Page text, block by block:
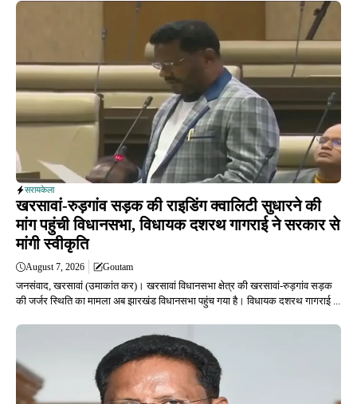
सरायकेला
खरसावां-रुड़गांव सड़क की राइडिंग क्वालिटी सुधारने की
मांग पहुंची विधानसभा, विधायक दशरथ गागराई ने सरकार से
मांगी स्वीकृति
August 7, 2026 Goutam
जनसंवाद, खरसावां (उमाकांत कर)। खरसावां विधानसभा क्षेत्र की खरसावां-रुड़गांव सड़क
की जर्जर स्थिति का मामला अब झारखंड विधानसभा पहुंच गया है। विधायक दशरथ गागराई ...